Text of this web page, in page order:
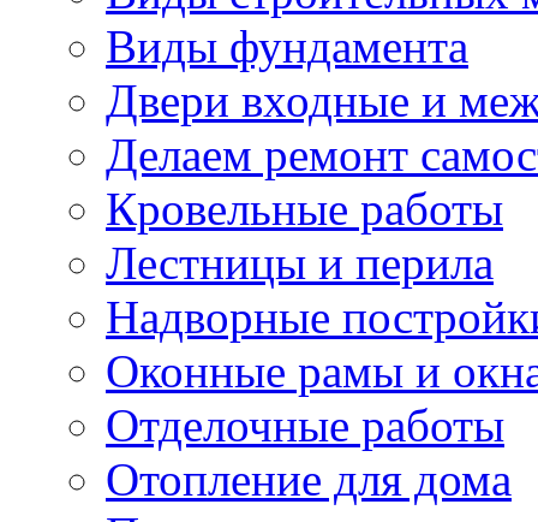
Виды фундамента
Двери входные и
Делаем ремонт
Кровельные работы
Лестницы и перила
Надворные
Оконные рамы и
Отделочные работы
Отопление для дома